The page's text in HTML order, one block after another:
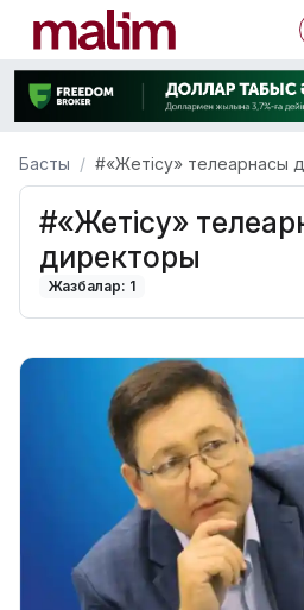
Басты #«Жетісу» телеарнасы
#«Жетісу»
директоры
Жазбалар: 1